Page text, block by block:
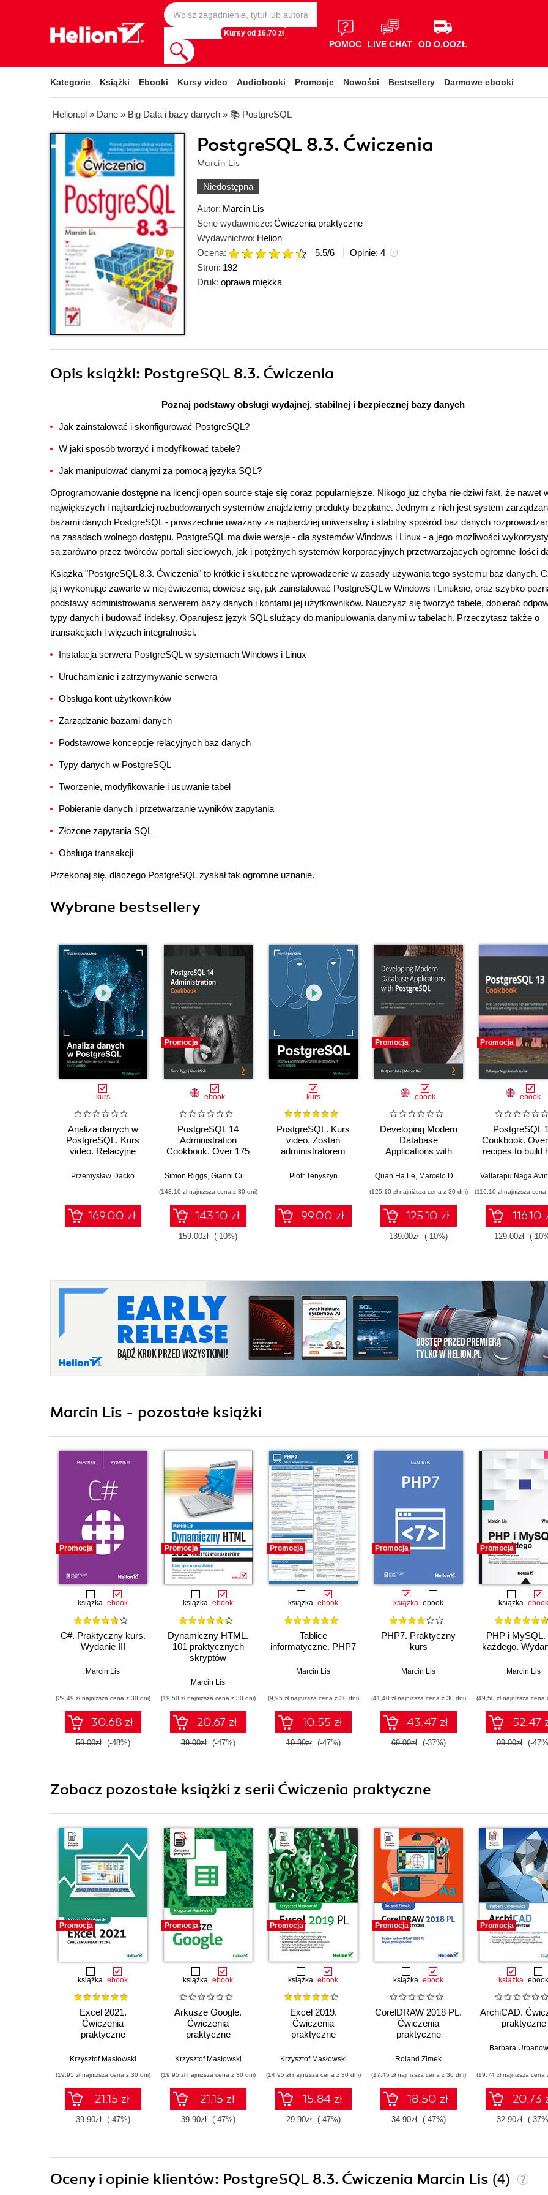
Kursy od 16,70 zł
POMOC LIVE CHAT OD O,OOZŁ
Kategorie Książki Ebooki Kursy video Audiobooki Promocje Nowości Bestsellery Darmowe ebooki
Helion.pl » Dane » Big Data i bazy danych » 📚 PostgreSQL
PostgreSQL 8.3. Ćwiczenia
Marcin Lis
Niedostępna
Autor: Marcin Lis
Serie wydawnicze: Ćwiczenia praktyczne
Wydawnictwo: Helion
Ocena:
5.5/6 Opinie: 4
Stron: 192
Druk: oprawa miękka
Opis książki: PostgreSQL 8.3. Ćwiczenia
Poznaj podstawy obsługi wydajnej, stabilnej i bezpiecznej bazy danych
Jak zainstalować i skonfigurować PostgreSQL?
W jaki sposób tworzyć i modyfikować tabele?
Jak manipulować danymi za pomocą języka SQL?
Oprogramowanie dostępne na licencji open source staje się coraz popularniejsze. Nikogo już chyba nie dziwi fakt, że nawet
największych i najbardziej rozbudowanych systemów znajdziemy produkty bezpłatne. Jednym z nich jest system
bazami danych PostgreSQL - powszechnie uważany za najbardziej uniwersalny i stabilny spośród baz danych
na zasadach wolnego dostępu. PostgreSQL ma dwie wersje - dla systemów Windows i Linux - a jego możliwości
są zarówno przez twórców portali sieciowych, jak i potężnych systemów korporacyjnych przetwarzających ogromne ilości
Książka "PostgreSQL 8.3. Ćwiczenia" to krótkie i skuteczne wprowadzenie w zasady używania tego systemu baz danych.
ją i wykonując zawarte w niej ćwiczenia, dowiesz się, jak zainstalować PostgreSQL w Windows i Linuksie, oraz szybko
podstawy administrowania serwerem bazy danych i kontami jej użytkowników. Nauczysz się tworzyć tabele, dobierać
typy danych i budować indeksy. Opanujesz język SQL służący do manipulowania danymi w tabelach. Przeczytasz także o
transakcjach i więzach integralności.
Instalacja serwera PostgreSQL w systemach Windows i Linux
Uruchamianie i zatrzymywanie serwera
Obsługa kont użytkowników
Zarządzanie bazami danych
Podstawowe koncepcje relacyjnych baz danych
Typy danych w PostgreSQL
Tworzenie, modyfikowanie i usuwanie tabel
Pobieranie danych i przetwarzanie wyników zapytania
Złożone zapytania SQL
Obsługa transakcji
Przekonaj się, dlaczego PostgreSQL zyskał tak ogromne uznanie.
Wybrane bestsellery
kurs
Analiza danych w
PostgreSQL. Kurs
video. Relacyjne
pigułce
Przemysław Dacko
169.00 zł
Promocja
ebook
PostgreSQL 14
Administration
Cookbook. Over 175
database
manage enterprise
databases effectively
Simon Riggs, Gianni Ciolli
(143,10 zł najniższa cena z 30 dni)
143.10 zł
159.00zł (-10%)
kurs
PostgreSQL. Kurs
video. Zostań
administratorem
Piotr Tenyszyn
99.00 zł
Promocja
ebook
Developing Modern
Database
Applications with
highly available and
PostgreSQL to build
scalable and reliable
apps
Quan Ha Le, Marcelo Diaz
(125,10 zł najniższa cena z 30 dni)
125.10 zł
139.00zł (-10%)
Promocja
ebook
PostgreSQL
Cookbook.
recipes to build
fault-tolerant
database
(116,10 zł najniższa
116.10
129.00zł (-
Marcin Lis - pozostałe książki
Promocja
książka ebook
C#. Praktyczny kurs.
Wydanie III
Marcin Lis
(29,49 zł najniższa cena z 30 dni)
30.68 zł
59.00zł (-48%)
Promocja
książka ebook
Dynamiczny HTML.
101 praktycznych
skryptów
Marcin Lis
(19,50 zł najniższa cena z 30 dni)
20.67 zł
39.00zł (-47%)
Promocja
książka ebook
Tablice
informatyczne. PHP7
Marcin Lis
(9,95 zł najniższa cena z 30 dni)
10.55 zł
19.90zł (-47%)
Promocja
książka ebook
PHP7. Praktyczny
kurs
Marcin Lis
(41,40 zł najniższa cena z 30 dni)
43.47 zł
69.00zł (-37%)
Promocja
książka ebook
PHP i MySQL.
każdego.
Marcin Lis
(49,50 zł najniższa cena
52.47
99.00zł (-
Zobacz pozostałe książki z serii Ćwiczenia praktyczne
Promocja
książka ebook
Excel 2021.
Ćwiczenia
praktyczne
Krzysztof Masłowski
(19,95 zł najniższa cena z 30 dni)
21.15 zł
39.90zł (-47%)
Promocja
książka ebook
Arkusze Google.
Ćwiczenia
praktyczne
Krzysztof Masłowski
(19,95 zł najniższa cena z 30 dni)
21.15 zł
39.90zł (-47%)
Promocja
książka ebook
Excel 2019.
Ćwiczenia
praktyczne
Krzysztof Masłowski
(14,95 zł najniższa cena z 30 dni)
15.84 zł
29.90zł (-47%)
Promocja
książka ebook
CorelDRAW 2018 PL.
Ćwiczenia
praktyczne
Roland Zimek
(17,45 zł najniższa cena z 30 dni)
18.50 zł
34.90zł (-47%)
Promocja
książka ebook
ArchiCAD.
praktyczne
Barbara
(19,74 zł najniższa cena
20.73
32.90zł (-
Oceny i opinie klientów: PostgreSQL 8.3. Ćwiczenia Marcin Lis (4)